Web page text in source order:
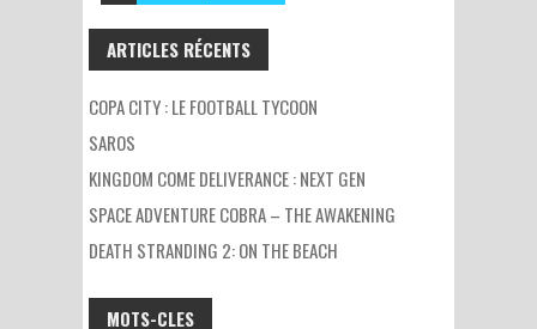
ARTICLES RÉCENTS
COPA CITY : LE FOOTBALL TYCOON
SAROS
KINGDOM COME DELIVERANCE : NEXT GEN
SPACE ADVENTURE COBRA – THE AWAKENING
DEATH STRANDING 2: ON THE BEACH
MOTS-CLES